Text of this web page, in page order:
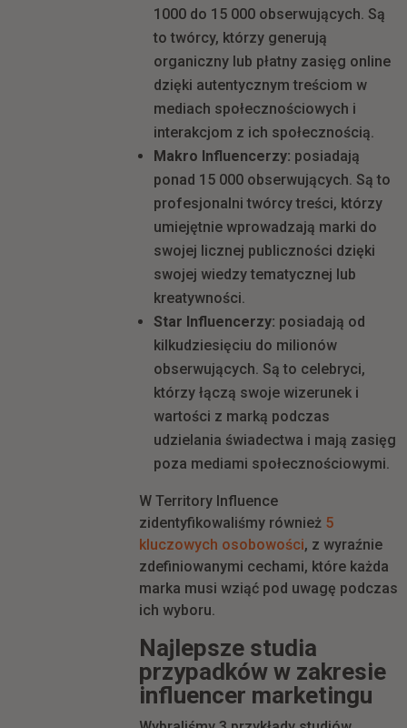
1000 do 15 000 obserwujących. Są
to twórcy, którzy generują
organiczny lub płatny zasięg online
dzięki autentycznym treściom w
mediach społecznościowych i
interakcjom z ich społecznością.
Makro Influencerzy: posiadają
ponad 15 000 obserwujących. Są to
profesjonalni twórcy treści, którzy
umiejętnie wprowadzają marki do
swojej licznej publiczności dzięki
swojej wiedzy tematycznej lub
kreatywności.
Star Influencerzy: posiadają od
kilkudziesięciu do milionów
obserwujących. Są to celebryci,
którzy łączą swoje wizerunek i
wartości z marką podczas
udzielania świadectwa i mają zasięg
poza mediami społecznościowymi.
W Territory Influence
zidentyfikowaliśmy również 5
kluczowych osobowości, z wyraźnie
zdefiniowanymi cechami, które każda
marka musi wziąć pod uwagę podczas
ich wyboru.
Najlepsze studia
przypadków w zakresie
influencer marketingu